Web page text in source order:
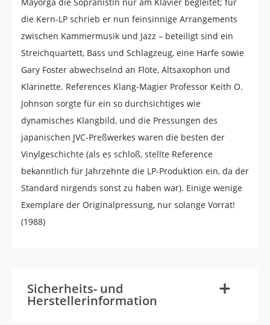
Mayorga die Sopranistin nur am Klavier begleitet; für
die Kern-LP schrieb er nun feinsinnige Arrangements
zwischen Kammermusik und Jazz – beteiligt sind ein
Streichquartett, Bass und Schlagzeug, eine Harfe sowie
Gary Foster abwechselnd an Flöte, Altsaxophon und
Klarinette. References Klang-Magier Professor Keith O.
Johnson sorgte für ein so durchsichtiges wie
dynamisches Klangbild, und die Pressungen des
japanischen JVC-Preßwerkes waren die besten der
Vinylgeschichte (als es schloß, stellte Reference
bekanntlich für Jahrzehnte die LP-Produktion ein, da der
Standard nirgends sonst zu haben war). Einige wenige
Exemplare der Originalpressung, nur solange Vorrat!
(1988)
Sicherheits- und
Herstellerinformation +
-